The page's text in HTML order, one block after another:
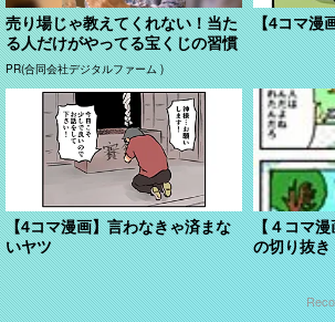
売り場じゃ教えてくれない！当た
る人だけがやってる宝くじの習慣
PR(合同会社デジタルファーム )
【4コマ漫
【4コマ漫画】言わなきゃ済まな
いヤツ
【４コマ
の切り抜き